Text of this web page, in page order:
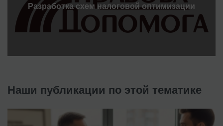
Разработка схем налоговой оптимизации
Наши публикации по этой тематике